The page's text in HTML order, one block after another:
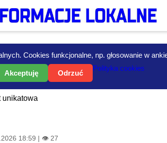
Cookies funkcjonalne, np. głosowanie w
Akceptuję Odrzuć
Polityka cookies
unikatowa
18:59 | 👁 27